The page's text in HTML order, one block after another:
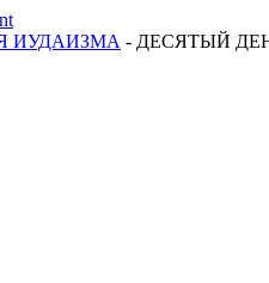
ИУДАИЗМА - ДЕСЯТЫЙ